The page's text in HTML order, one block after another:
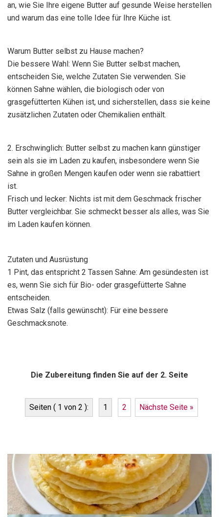
an, wie Sie Ihre eigene Butter auf gesunde Weise herstellen
und warum das eine tolle Idee für Ihre Küche ist.
Warum Butter selbst zu Hause machen?
Die bessere Wahl: Wenn Sie Butter selbst machen,
entscheiden Sie, welche Zutaten Sie verwenden. Sie
können Sahne wählen, die biologisch oder von
grasgefütterten Kühen ist, und sicherstellen, dass sie keine
zusätzlichen Zutaten oder Chemikalien enthält.
2. Erschwinglich: Butter selbst zu machen kann günstiger
sein als sie im Laden zu kaufen, insbesondere wenn Sie
Sahne in großen Mengen kaufen oder wenn sie rabattiert
ist.
Frisch und lecker: Nichts ist mit dem Geschmack frischer
Butter vergleichbar. Sie schmeckt besser als alles, was Sie
im Laden kaufen können.
Zutaten und Ausrüstung
1 Pint, das entspricht 2 Tassen Sahne: Am gesündesten ist
es, wenn Sie sich für Bio- oder grasgefütterte Sahne
entscheiden.
Etwas Salz (falls gewünscht): Für eine bessere
Geschmacksnote.
Die Zubereitung finden Sie auf der 2. Seite
Seiten ( 1 von 2 ): 1 2 Nächste Seite »